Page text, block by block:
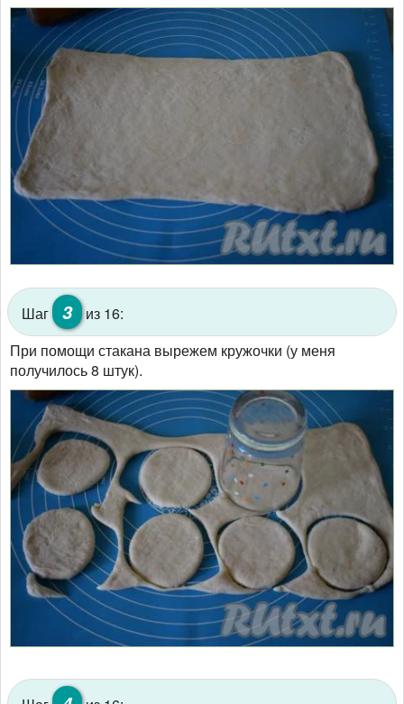
Шаг 3
из 16:
При помощи стакана вырежем кружочки (у меня
получилось 8 штук).